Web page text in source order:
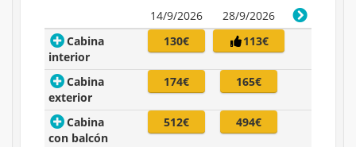
14/9/2026
28/9/2026
Cabina
interior
130€ 113€
Cabina
exterior
174€ 165€
Cabina
con balcón
512€ 494€